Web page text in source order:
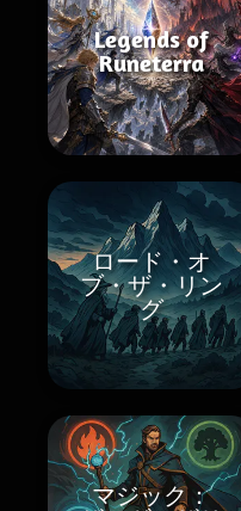
Legends of
Runeterra
ロード・オ
ブ・ザ・リン
グ
マジック：